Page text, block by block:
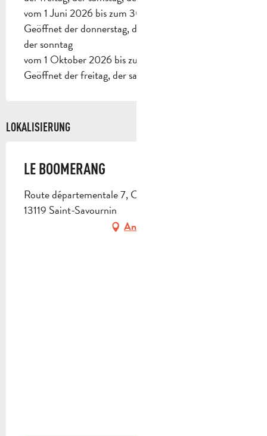
vom 1 Juni 2026 bis zum 30 September 2026 -
Geöffnet der donnerstag, der freitag, der samstag,
der sonntag
vom 1 Oktober 2026 bis zum 31 Mai 2027 -
Geöffnet der freitag, der samstag, der sonntag
LOKALISIERUNG
LE BOOMERANG
Route départementale 7, Chemin du Puits Germain,
13119 Saint-Savournin
Anfahrt